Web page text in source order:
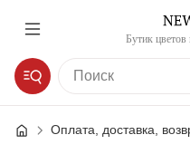
Бутик цветов
Оплата, доставка,